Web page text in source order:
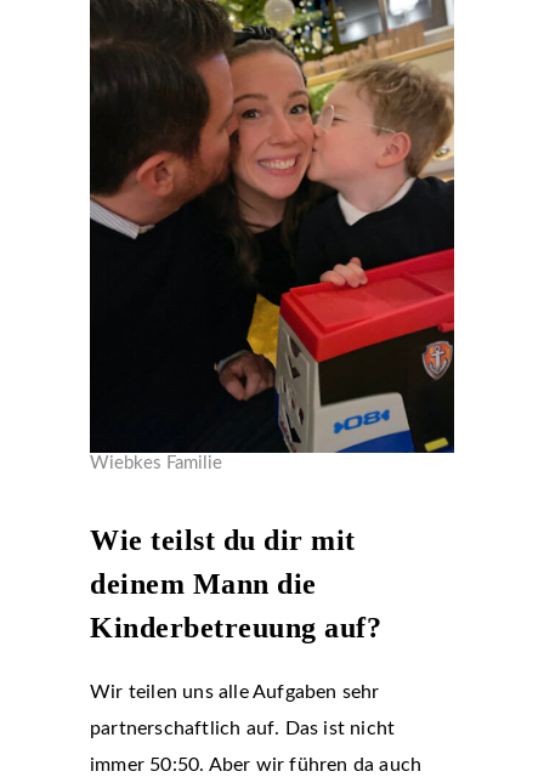
Wiebkes Familie
Wie teilst du dir mit
deinem Mann die
Kinderbetreuung auf?
Wir teilen uns alle Aufgaben sehr
partnerschaftlich auf. Das ist nicht
immer 50:50. Aber wir führen da auch